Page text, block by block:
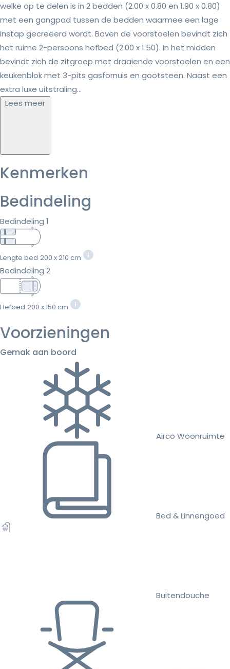
welke op te delen is in 2 bedden (2.00 x 0.80 en 1.90 x 0.80)
met een gangpad tussen de bedden waarmee een lage
instap gecreëerd wordt. Boven de voorstoelen bevindt zich
het ruime 2-persoons hefbed (2.00 x 1.50). In het midden
bevindt zich de zitgroep met draaiende voorstoelen en een
keukenblok met 3-pits gasfornuis en gootsteen. Naast een
extra luxe uitstraling...
Lees meer
Kenmerken
Bedindeling
Bedindeling 1
Lengte bed 200 x 210 cm
Bedindeling 2
Hefbed 200 x 150 cm
Voorzieningen
Gemak aan boord
Airco Woonruimte
Bed & Linnengoed
Buitendouche